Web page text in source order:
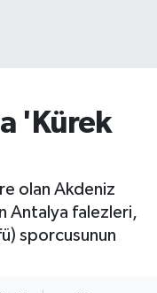
'Kürek
olan Akdeniz
Antalya falezleri,
sporcusunun